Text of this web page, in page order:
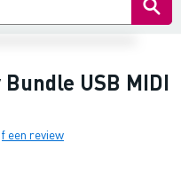
USB MIDI
een review